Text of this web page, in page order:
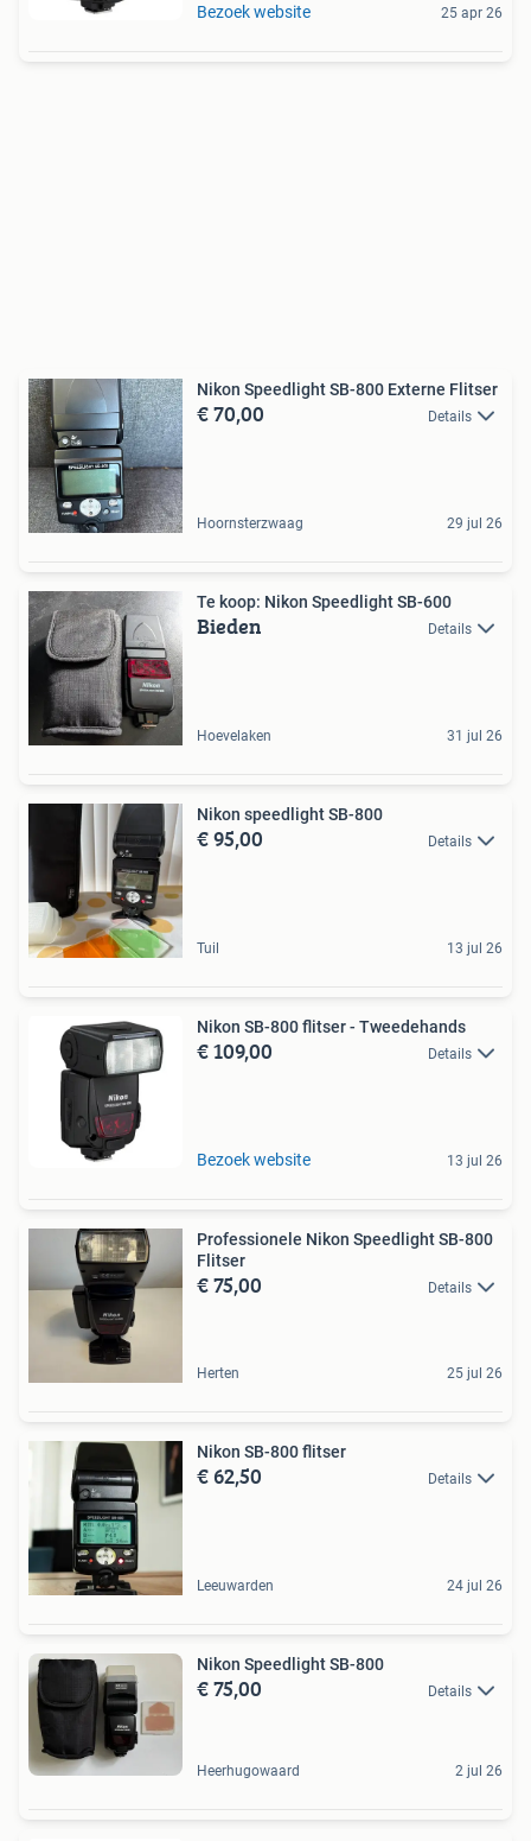
Bezoek website 25 apr 26
Nikon Speedlight SB-800 Externe Flitser
€ 70,00 Details
Hoornsterzwaag 29 jul 26
Te koop: Nikon Speedlight SB-600
Bieden Details
Hoevelaken 31 jul 26
Nikon speedlight SB-800
€ 95,00 Details
Tuil 13 jul 26
Nikon SB-800 flitser - Tweedehands
€ 109,00 Details
Bezoek website 13 jul 26
Professionele Nikon Speedlight SB-800
Flitser
€ 75,00 Details
Herten 25 jul 26
Nikon SB-800 flitser
€ 62,50 Details
Leeuwarden 24 jul 26
Nikon Speedlight SB-800
€ 75,00 Details
Heerhugowaard 2 jul 26